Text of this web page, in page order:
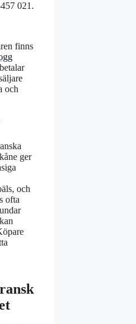
021.
finns
och
ger
och
ofta